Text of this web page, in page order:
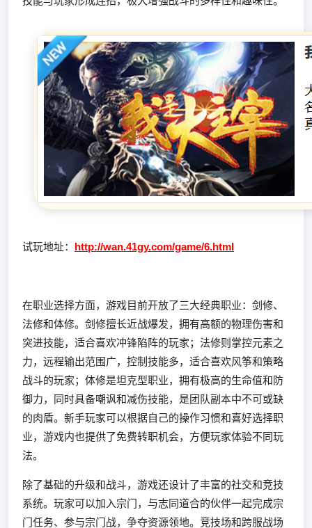
试玩地址： http://wan.41gy.com/game/6.html
在职业选择方面，游戏目前开放了三大经典职业：剑修、
法修和体修。剑修擅长近战爆发，拥有高额的物理伤害和
突进技能，适合喜欢冲锋陷阵的玩家；法修则掌控元素之
力，远程输出范围广，控制技能多，适合喜欢风筝和策略
战斗的玩家；体修是坦克型职业，拥有极高的生命值和防
御力，同时具备嘲讽和减伤技能，是团队副本中不可或缺
的肉盾。新手玩家可以根据自己的操作习惯和喜好选择职
业，游戏内也提供了免费转职机会，方便玩家体验不同玩
法。
除了基础的升级和战斗，游戏还设计了丰富的社交和竞技
系统。玩家可以加入宗门，与志同道合的伙伴一起完成宗
门任务、参与宗门战，争夺资源领地。竞技场和跨服战场